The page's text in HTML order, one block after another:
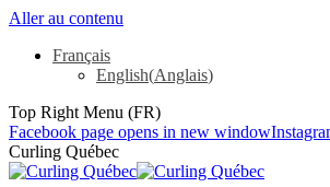
Aller au contenu
Français
English(Anglais)
Top Right Menu (FR)
Facebook page opens in new window
Curling Québec